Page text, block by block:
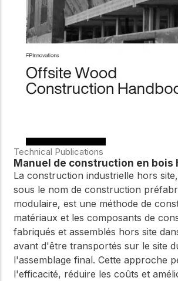
Technical Publications
Manuel de construction en bois
La construction industrielle hors
sous le nom de construction
modulaire, est une méthode de
matériaux et les composants de
fabriqués et assemblés hors site
avant d'être transportés sur le site
l'assemblage final. Cette approche
l'efficacité, réduire les coûts et